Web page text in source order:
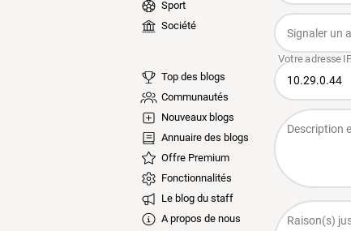
Sport
Société
Top des blogs
Communautés
Nouveaux blogs
Annuaire des blogs
Offre Premium
Fonctionnalités
Le blog du staff
A propos de nous